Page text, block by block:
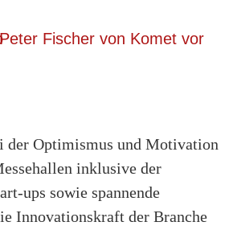
der Optimismus und Motivation
inklusive der
ups sowie spannende
Innovationskraft der Branche